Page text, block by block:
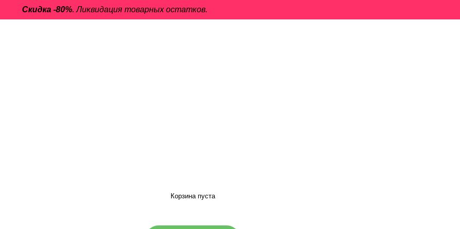
Скидка -80%. Ликвидация товарных остатков.
Корзина пуста